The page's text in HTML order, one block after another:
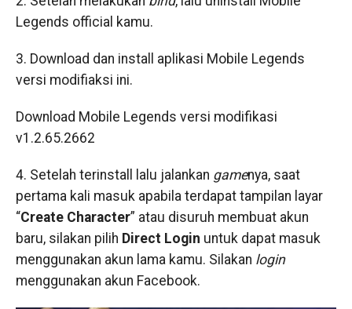
Legends official kamu.
3. Download dan install aplikasi Mobile Legends
versi modifiaksi ini.
Download Mobile Legends versi modifikasi
v1.2.65.2662
4. Setelah terinstall lalu jalankan gamenya, saat
pertama kali masuk apabila terdapat tampilan layar
“Create Character” atau disuruh membuat akun
baru, silakan pilih Direct Login untuk dapat masuk
menggunakan akun lama kamu. Silakan login
menggunakan akun Facebook.